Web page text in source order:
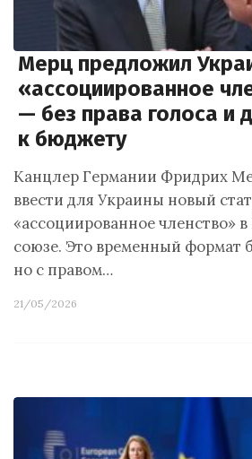
Мерц предложил
«ассоциированное
— без права голоса и
к бюджету
Канцлер Германии Фридрих
ввести для Украины новый
«ассоциированное членство»
союзе. Это временный формат
но с правом…
21/05/2026